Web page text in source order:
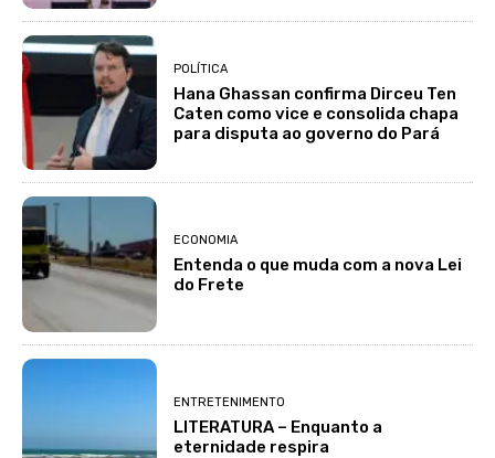
POLÍTICA
Hana Ghassan confirma Dirceu Ten
Caten como vice e consolida chapa
para disputa ao governo do Pará
ECONOMIA
Entenda o que muda com a nova Lei
do Frete
ENTRETENIMENTO
LITERATURA – Enquanto a
eternidade respira